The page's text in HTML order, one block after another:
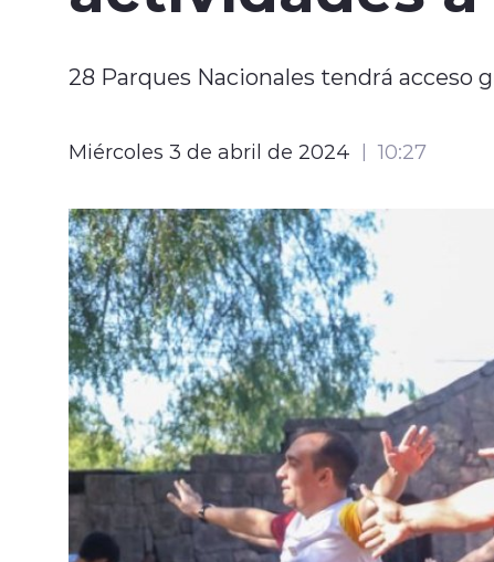
28 Parques Nacionales tendrá acceso
Miércoles 3 de abril de 2024 10:27